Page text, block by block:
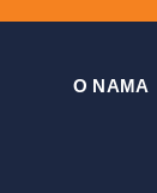
О NAMA